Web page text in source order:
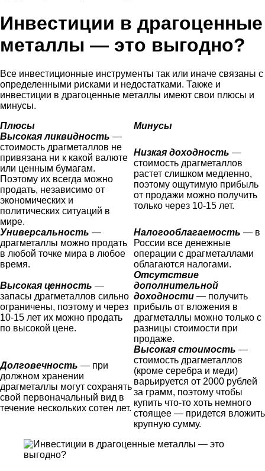
Инвестиции в драгоценные
металлы — это выгодно?
Все инвестиционные инструменты так или иначе связаны с
определенными рисками и недостатками. Также и
инвестиции в драгоценные металлы имеют свои плюсы и
минусы.
Плюсы
Минусы
Высокая ликвидность —
стоимость драгметаллов не
привязана ни к какой валюте
или ценным бумагам.
Поэтому их всегда можно
продать, независимо от
экономических и
политических ситуаций в
мире.
Низкая доходность —
стоимость драгметаллов
растет слишком медленно,
поэтому ощутимую прибыль
от продажи можно получить
только через 10-15 лет.
Универсальность —
драгметаллы можно продать
в любой точке мира в любое
время.
Налогооблагаемость — в
России все денежные
операции с драгметаллами
облагаются налогами.
Высокая ценность —
запасы драгметаллов сильно
ограничены, поэтому и через
10-15 лет их можно продать
по высокой цене.
Отсутствие
дополнительной
доходности — получить
прибыль от вложения в
драгметаллы можно только с
разницы стоимости при
продаже.
Долговечность — при
должном хранении
драгметаллы могут сохранять
свой первоначальный вид в
течение нескольких сотен лет.
Высокая стоимость —
стоимость драгметаллов
(кроме серебра и меди)
варьируется от 2000 рублей
за грамм, поэтому чтобы
купить что-то хоть немного
стоящее — придется вложить
крупную сумму.